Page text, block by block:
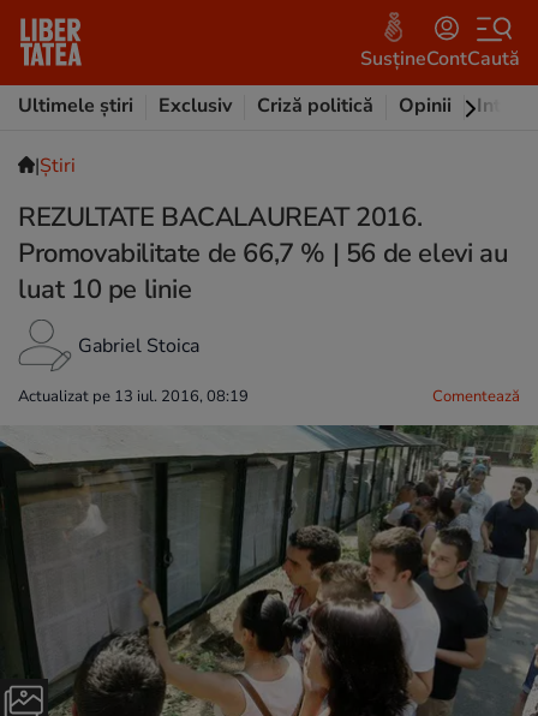
SusțineContCaută
Ultimele știri
Exclusiv Criză politică Opinii
|Ştiri
REZULTATE BACALAUREAT 2016.
Promovabilitate de 66,7 % | 56 de elevi au
luat 10 pe linie
Gabriel Stoica
Actualizat pe 13 iul. 2016, 08:19 Comentează